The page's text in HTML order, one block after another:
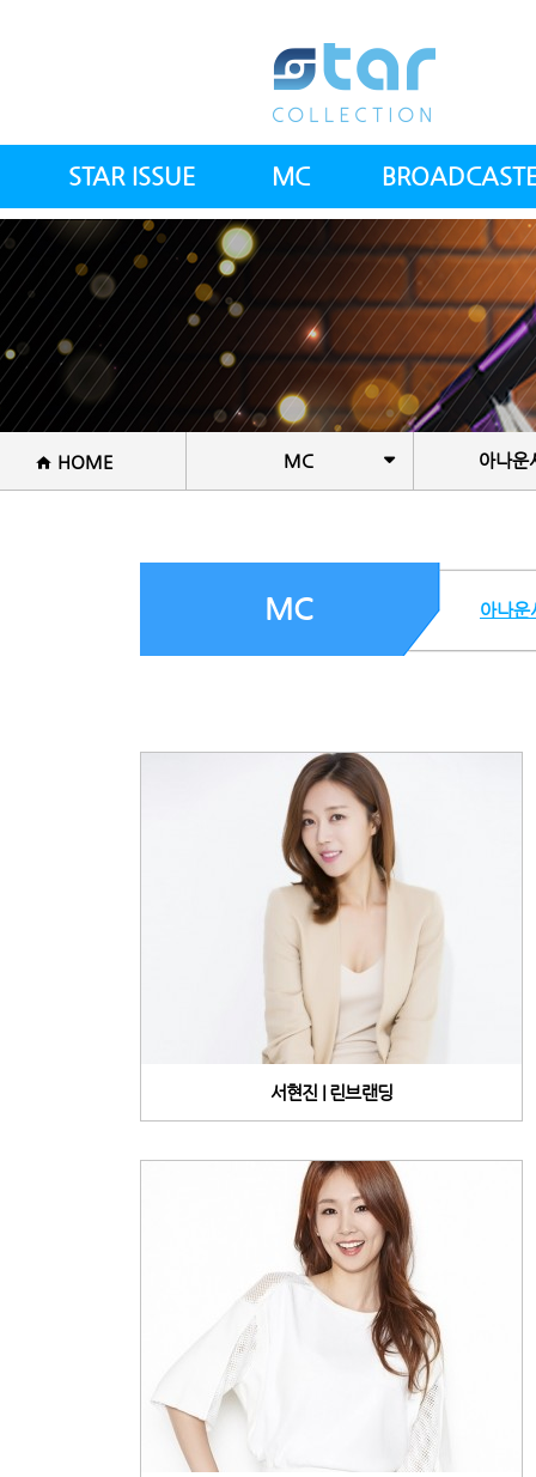
STAR ISSUE
스타칼럼
스타뉴스
스컬 갤러리
공지사항
MC
아나운서(여)
아나운서(남)
전체방송인
전문의사
건강트레이너
방송PD&작가
셰프
국악
HOME MC 아나운
MC 아나운
서현진 | 린브랜딩